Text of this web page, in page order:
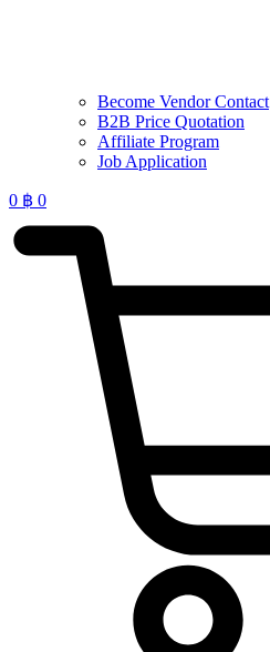
Become Vendor Contact
B2B Price Quotation
Affiliate Program
Job Application
0 ฿ 0